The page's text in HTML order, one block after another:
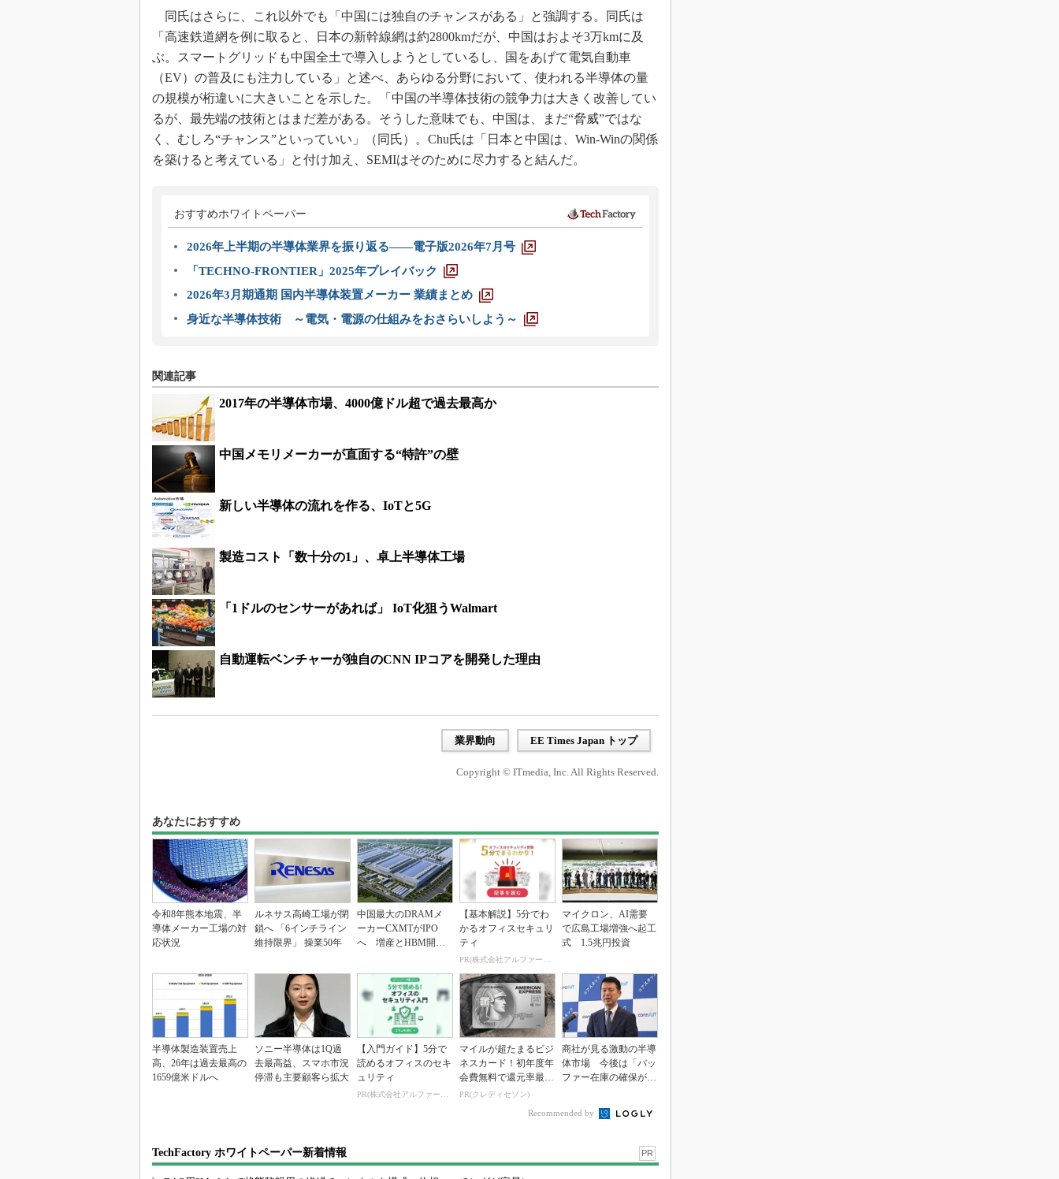
同氏はさらに、これ以外でも「中国には独自のチャンスがある」と強調する。同氏は
「高速鉄道網を例に取ると、日本の新幹線網は約2800kmだが、中国はおよそ3万kmに及
ぶ。スマートグリッドも中国全土で導入しようとしているし、国をあげて電気自動車
（EV）の普及にも注力している」と述べ、あらゆる分野において、使われる半導体の量
の規模が桁違いに大きいことを示した。「中国の半導体技術の競争力は大きく改善してい
るが、最先端の技術とはまだ差がある。そうした意味でも、中国は、まだ“脅威”ではな
く、むしろ“チャンス”といっていい」（同氏）。Chu氏は「日本と中国は、Win-Winの関係
を築けると考えている」と付け加え、SEMIはそのために尽力すると結んだ。
おすすめホワイトペーパー
2026年上半期の半導体業界を振り返る――電子版2026年7月号
「TECHNO-FRONTIER」2025年プレイバック
2026年3月期通期 国内半導体装置メーカー 業績まとめ
身近な半導体技術 ～電気・電源の仕組みをおさらいしよう～
関連記事
2017年の半導体市場、4000億ドル超で過去最高か
中国メモリメーカーが直面する“特許”の壁
新しい半導体の流れを作る、IoTと5G
製造コスト「数十分の1」、卓上半導体工場
「1ドルのセンサーがあれば」 IoT化狙うWalmart
自動運転ベンチャーが独自のCNN IPコアを開発した理由
業界動向 EE Times Japan トップ
Copyright © ITmedia, Inc. All Rights Reserved.
あなたにおすすめ
令和8年熊本地震、半
導体メーカー工場の対
応状況
ルネサス高崎工場が閉
鎖へ 「6インチライン
維持限界」 操業50年
中国最大のDRAMメ
ーカーCXMTがIPO
へ 増産とHBM開発
【基本解説】5分でわ
かるオフィスセキュリ
ティ
PR(株式会社アルファーテクノ)
マイクロン、AI需要
で広島工場増強へ起工
式 1.5兆円投資
半導体製造装置売上
高、26年は過去最高の
1659億米ドルへ
ソニー半導体は1Q過
去最高益、スマホ市況
停滞も主要顧客ら拡大
【入門ガイド】5分で
読めるオフィスのセキ
ュリティ
PR(株式会社アルファーテクノ)
マイルが超たまるビジ
ネスカード！初年度年
会費無料で還元率最大
1.125%
PR(クレディセゾン)
商社が見る激動の半導
体市場 今後は「バッ
ファー在庫の確保が重
Recommended by
TechFactory ホワイトペーパー新着情報 PR